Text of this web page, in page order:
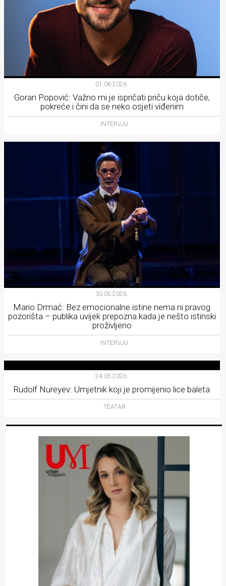
01.06.2026.
Goran Popović: Važno mi je ispričati priču koja dotiče,
pokreće i čini da se neko osjeti viđenim
INTERVJU
30.05.2026.
Mario Drmać: Bez emocionalne istine nema ni pravog
pozorišta – publika uvijek prepozna kada je nešto istinski
proživljeno
INTERVJU
24.05.2026.
Rudolf Nureyev: Umjetnik koji je promijenio lice baleta
TEATAR